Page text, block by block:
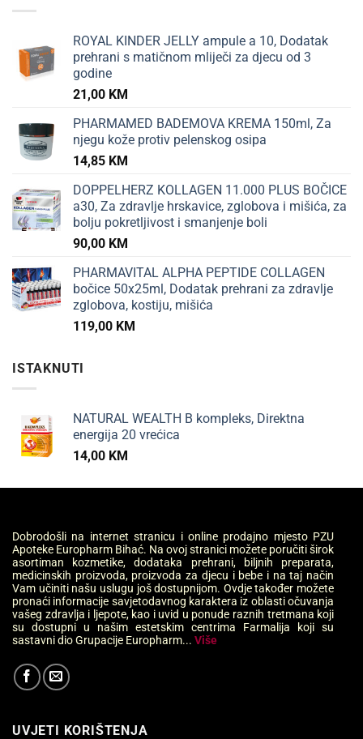
ROYAL KINDER JELLY ampule a 10, Dodatak
prehrani s matičnom mliječi za djecu od 3
godine
21,00 KM
PHARMAMED BADEMOVA KREMA 150ml, Za
njegu kože protiv pelenskog osipa
14,85 KM
DOPPELHERZ KOLLAGEN 11.000 PLUS BOČICE
a30, Za zdravlje hrskavice, zglobova i mišića, za
bolju pokretljivost i smanjenje boli
90,00 KM
PHARMAVITAL ALPHA PEPTIDE COLLAGEN
bočice 50x25ml, Dodatak prehrani za zdravlje
zglobova, kostiju, mišića
119,00 KM
ISTAKNUTI
NATURAL WEALTH B kompleks, Direktna
energija 20 vrećica
14,00 KM
Dobrodošli na internet stranicu i online prodajno mjesto PZU
Apoteke Europharm Bihać. Na ovoj stranici možete poručiti širok
asortiman kozmetike, dodataka prehrani, biljnih preparata,
medicinskih proizvoda, proizvoda za djecu i bebe i na taj način
Vam učiniti našu uslugu još dostupnijom. Ovdje također možete
pronaći informacije savjetodavnog karaktera iz oblasti očuvanja
vašeg zdravlja i ljepote, kao i uvid u ponude raznih tretmana koji
su dostupni u našim estetskim centrima Farmalija koji su
sastavni dio Grupacije Europharm... Više
UVJETI KORIŠTENJA